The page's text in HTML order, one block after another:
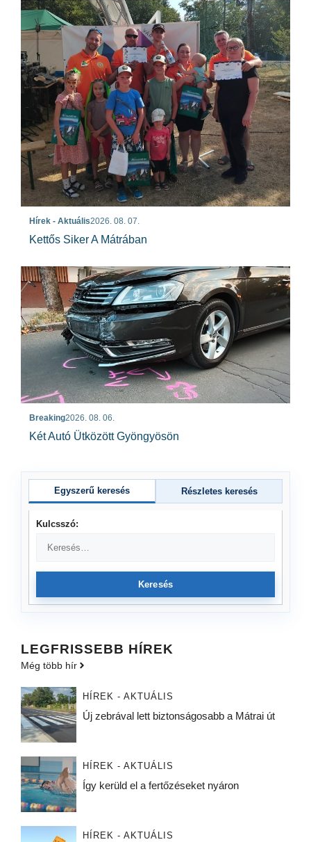
Hírek - Aktuális2026. 08. 07.
Kettős Siker A Mátrában
Breaking2026. 08. 06.
Két Autó Ütközött Gyöngyösön
Egyszerű keresés Részletes keresés
Kulcsszó:
Keresés
LEGFRISSEBB HÍREK
Még több hír
HÍREK - AKTUÁLIS
Új zebrával lett biztonságosabb a Mátrai út
HÍREK - AKTUÁLIS
Így kerüld el a fertőzéseket nyáron
HÍREK - AKTUÁLIS